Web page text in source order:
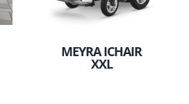
MEYRA ICHAIR
XXL